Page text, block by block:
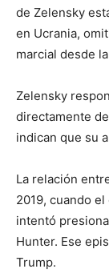
de Zelensky
en Ucrania,
marcial desde
Zelensky
directamente
indican que su
La relación
2019, cuando
intentó
Hunter. Ese
Trump.